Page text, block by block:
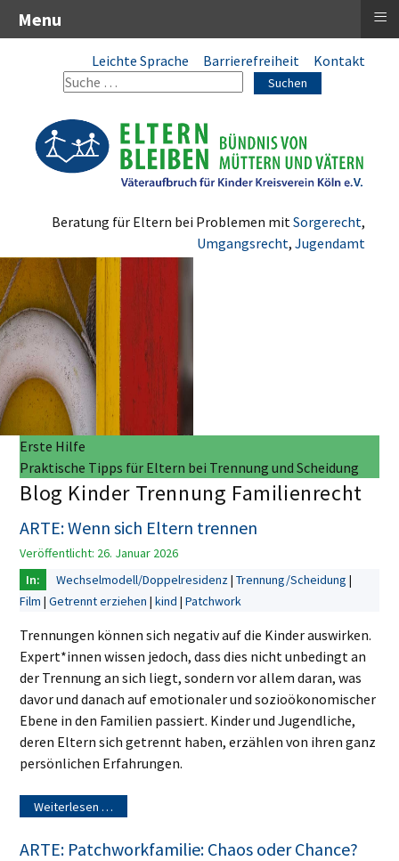
Leichte Sprache Barrierefreiheit Kontakt
Suchen
Beratung für Eltern bei Problemen mit Sorgerecht,
Umgangsrecht, Jugendamt
Erste Hilfe
Praktische Tipps für Eltern bei Trennung und Scheidung
Blog Kinder Trennung Familienrecht
ARTE: Wenn sich Eltern trennen
Veröffentlicht: 26. Januar 2026
Wechselmodell/Doppelresidenz Trennung/Scheidung
Film Getrennt erziehen kind Patchwork
Trennungen können sich negativ auf die Kinder auswirken.
Expert*innen wissen jedoch, dass dies nicht unbedingt an
der Trennung an sich liegt, sondern vor allem daran, was
davor und danach auf emotionaler und sozioökonomischer
Ebene in den Familien passiert. Kinder und Jugendliche,
deren Eltern sich getrennt haben, erzählen von ihren ganz
persönlichen Erfahrungen.
Weiterlesen …
ARTE: Patchworkfamilie: Chaos oder Chance?
Menu ≡